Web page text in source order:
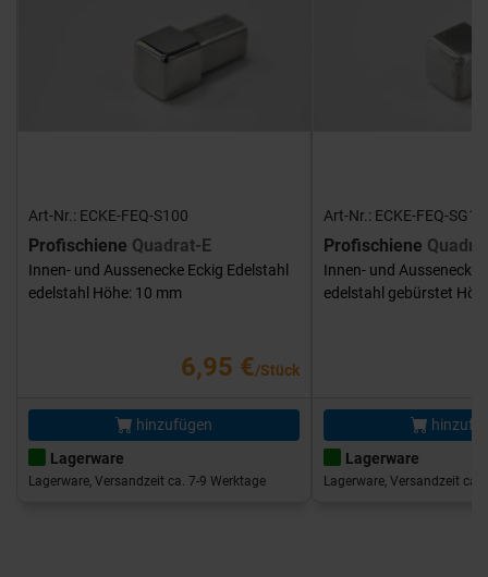
Art-Nr.: ECKE-FEQ-S100
Profischiene Quadrat-E
Innen- und Aussenecke Eckig Edelstahl
edelstahl Höhe: 10 mm
6,95 €/Stück
hinzufügen
Lagerware
Lagerware, Versandzeit ca. 7-9 Werktage
Art-Nr.: ECKE-FEQ-
Profischiene
Innen- und Aussenecke
edelstahl gebürstet
Lagerware
Lagerware, Versandzeit ca.